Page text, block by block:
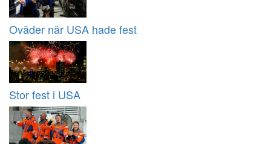
Oväder när USA hade fest
Stor fest i USA